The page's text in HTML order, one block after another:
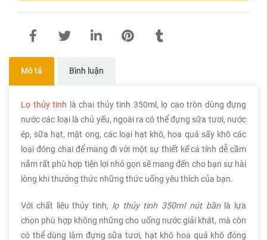
Mô tả Bình luận
Lọ thủy tinh là chai thủy tinh 350ml, lọ cao tròn dùng đựng
nước các loại là chủ yếu, ngoài ra có thể đựng sữa tươi, nước
ép, sữa hạt, mật ong, các loại hạt khô, hoa quả sấy khô các
loại đóng chai để mang đi với một sự thiết kế cá tính dễ cầm
nắm rất phù hợp tiện lợi nhỏ gọn sẽ mang đến cho bạn sự hài
lòng khi thưởng thức những thức uống yêu thích của bạn.
Với chất liệu thủy tinh, lọ thủy tinh 350ml nút bần là lựa
chọn phù hợp không những cho uống nước giải khát, mà còn
có thể dùng làm đựng sữa tươi, hạt khô hoa quả khô đóng